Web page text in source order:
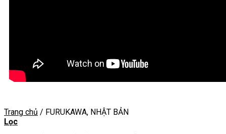
Trang chủ / FURUKAWA, NHẬT BẢN
Lọc